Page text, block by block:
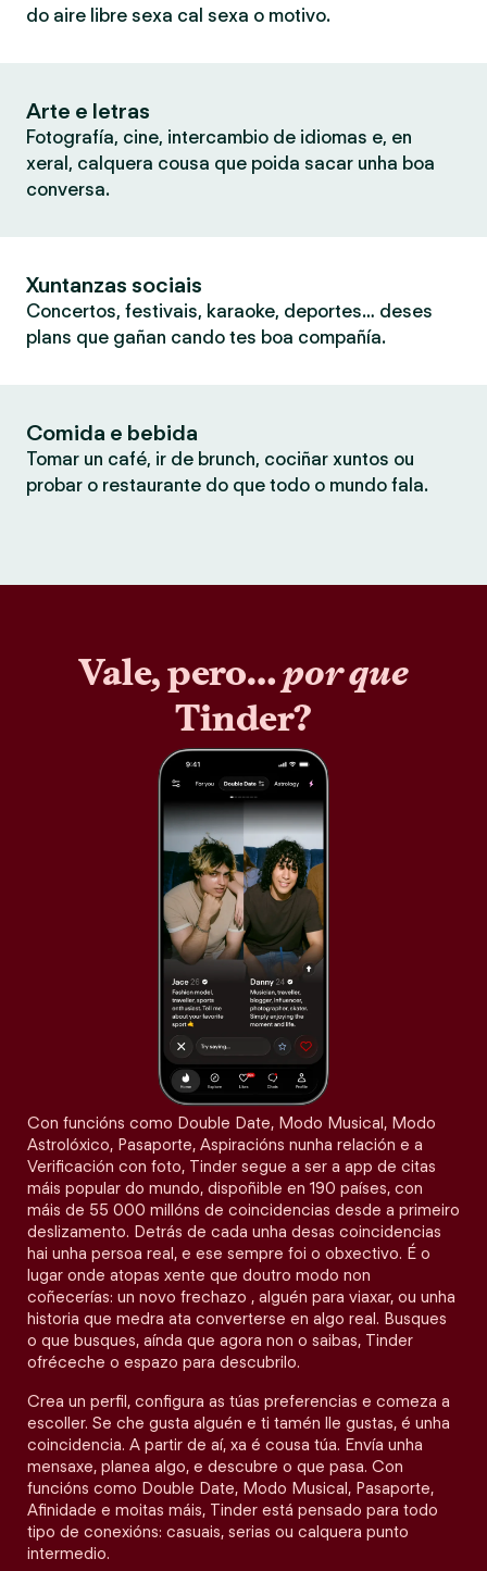
do aire libre sexa cal sexa o motivo.
Arte e letras
Fotografía, cine, intercambio de idiomas e, en
xeral, calquera cousa que poida sacar unha boa
conversa.
Xuntanzas sociais
Concertos, festivais, karaoke, deportes… deses
plans que gañan cando tes boa compañía.
Comida e bebida
Tomar un café, ir de brunch, cociñar xuntos ou
probar o restaurante do que todo o mundo fala.
Vale, pero…por que
Tinder?
Con funcións como Double Date, Modo Musical, Modo
Astrolóxico, Pasaporte, Aspiracións nunha relación e a
Verificación con foto, Tinder segue a ser a app de citas
máis popular do mundo, dispoñible en 190 países, con
máis de 55 000 millóns de coincidencias desde a primeiro
deslizamento. Detrás de cada unha desas coincidencias
hai unha persoa real, e ese sempre foi o obxectivo. É o
lugar onde atopas xente que doutro modo non
coñecerías: un novo frechazo , alguén para viaxar, ou unha
historia que medra ata converterse en algo real. Busques
o que busques, aínda que agora non o saibas, Tinder
ofréceche o espazo para descubrilo.
Crea un perfil, configura as túas preferencias e comeza a
escoller. Se che gusta alguén e ti tamén lle gustas, é unha
coincidencia. A partir de aí, xa é cousa túa. Envía unha
mensaxe, planea algo, e descubre o que pasa. Con
funcións como Double Date, Modo Musical, Pasaporte,
Afinidade e moitas máis, Tinder está pensado para todo
tipo de conexións: casuais, serias ou calquera punto
intermedio.